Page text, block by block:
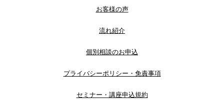
お客様の声
流れ紹介
個別相談のお申込
プライバシーポリシー・免責事項
セミナー・講座申込規約